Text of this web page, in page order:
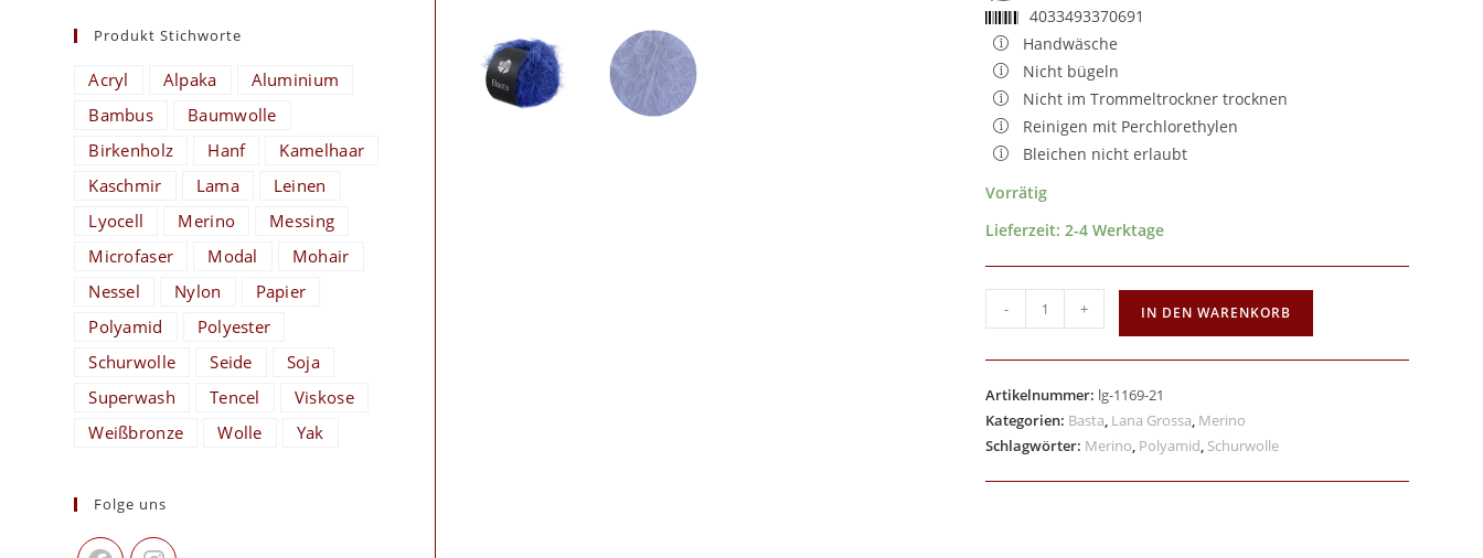
4033493370691
Handwäsche
Nicht bügeln
Nicht im Trommeltrockner trocknen
Reinigen mit Perchlorethylen
Bleichen nicht erlaubt
Vorrätig
Lieferzeit:2-4 Werktage
- + IN DEN WARENKORB
Artikelnummer: lg-1169-21
Kategorien: Basta, Lana Grossa, Merino
Schlagwörter: Merino, Polyamid, Schurwolle
Produkt Stichworte
Acryl Alpaka
Aluminium
Bambus
Baumwolle
Birkenholz
Hanf
Kamelhaar
Kaschmir
Lama
Leinen
Lyocell
Merino
Messing
Microfaser
Modal
Mohair
Nessel
Nylon
Papier
Polyamid
Polyester
Schurwolle
Seide
Soja
Superwash
Tencel
Viskose
Weißbronze
Wolle Yak
Folge uns